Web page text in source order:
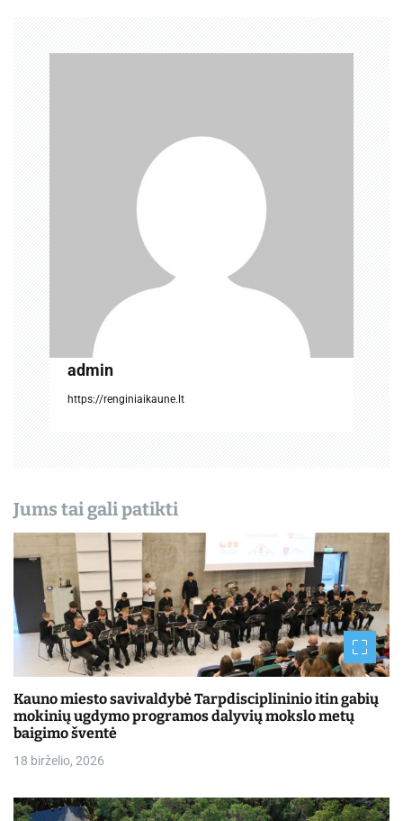
admin
https://renginiaikaune.lt
Jums tai gali patikti
Kauno miesto savivaldybė Tarpdisciplininio itin gabių
mokinių ugdymo programos dalyvių mokslo metų
baigimo šventė
18 birželio, 2026